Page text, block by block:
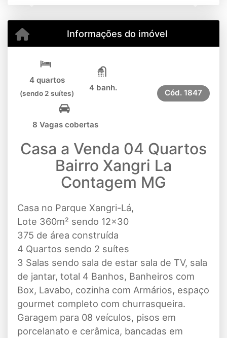
Informações do imóvel
4 quartos
(sendo 2 suítes)
4 banh.
8 Vagas cobertas
Cód. 1847
Casa a Venda 04 Quartos
Bairro Xangri La
Contagem MG
Casa no Parque Xangri-Lá,
Lote 360m² sendo 12x30
375 de área construída
4 Quartos sendo 2 suítes
3 Salas sendo sala de estar sala de TV, sala
de jantar, total 4 Banhos, Banheiros com
Box, Lavabo, cozinha com Armários, espaço
gourmet completo com churrasqueira.
Garagem para 08 veículos, pisos em
porcelanato e cerâmica, bancadas em